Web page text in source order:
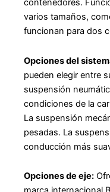
contenedores.
varios tamaños,
funcionan para dos
Opciones del
pueden elegir entre
suspensión
condiciones de la
La suspensión
pesadas. La
conducción más
Opciones de eje: